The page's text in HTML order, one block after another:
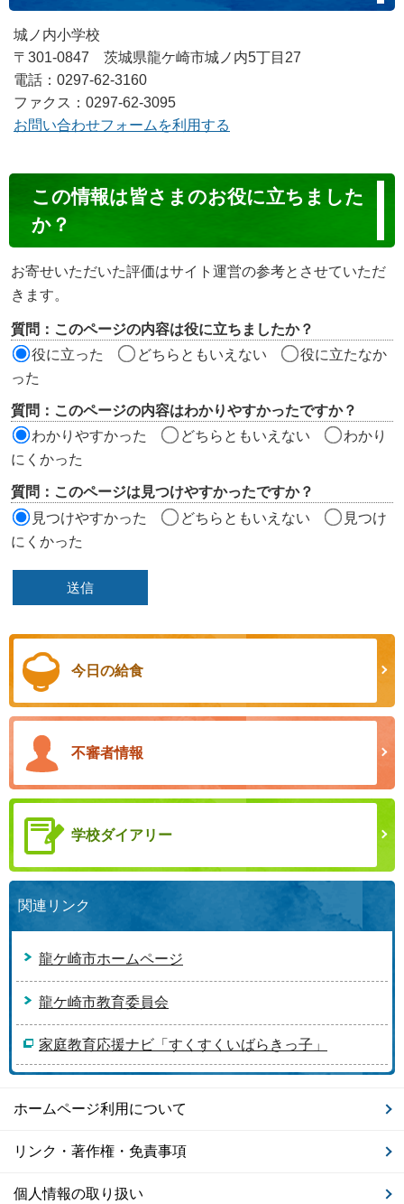
城ノ内小学校
〒301-0847 茨城県龍ケ崎市城ノ内5丁目27
電話：0297-62-3160
ファクス：0297-62-3095
お問い合わせフォームを利用する
ン
ン
ツ
評
価
ア
この情報は皆さまのお役に立ちました
か？
お寄せいただいた評価はサイト運営の参考とさせていただ
きます。
質問：このページの内容は役に立ちましたか？
役に立った
どちらともいえない
役に立たなか
った
質問：このページの内容はわかりやすかったですか？
わかりやすかった
どちらともいえない
わかり
にくかった
質問：このページは見つけやすかったですか？
見つけやすかった
どちらともいえない
見つけ
にくかった
今日の給食
不審者情報
学校ダイアリー
関連リンク
龍ケ崎市ホームページ
龍ケ崎市教育委員会
家庭教育応援ナビ「すくすくいばらきっ子」
ホームページ利用について
リンク・著作権・免責事項
個人情報の取り扱い